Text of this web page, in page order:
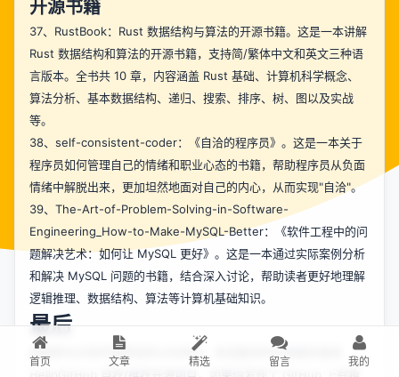
首页 文章 精选 留言 我的
开源书籍
37、 RustBook：Rust 数据结构与算法的开源书籍。这是一本讲解
Rust 数据结构和算法的开源书籍，支持简/繁体中文和英文三种语
言版本。全书共 10 章，内容涵盖 Rust 基础、计算机科学概念、
算法分析、基本数据结构、递归、搜索、排序、树、图以及实战
等。
38、 self-consistent-coder：《自洽的程序员》。这是一本关于
程序员如何管理自己的情绪和职业心态的书籍，帮助程序员从负面
情绪中解脱出来，更加坦然地面对自己的内心，从而实现"自洽"。
39、 The-Art-of-Problem-Solving-in-Software-
Engineering_How-to-Make-MySQL-Better：《软件工程中的问
题解决艺术：如何让 MySQL 更好》。这是一本通过实际案例分析
和解决 MySQL 问题的书籍，结合深入讨论，帮助读者更好地理解
逻辑推理、数据结构、算法等计算机基础知识。
最后
感谢参与分享开源项目的小伙伴们，欢迎更多的开源爱好者来